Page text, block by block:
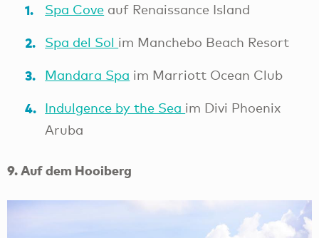
Spa Cove auf Renaissance Island
Spa del Sol im Manchebo Beach Resort
Mandara Spa im Marriott Ocean Club
Indulgence by the Sea im Divi Phoenix
Aruba
9. Auf dem Hooiberg